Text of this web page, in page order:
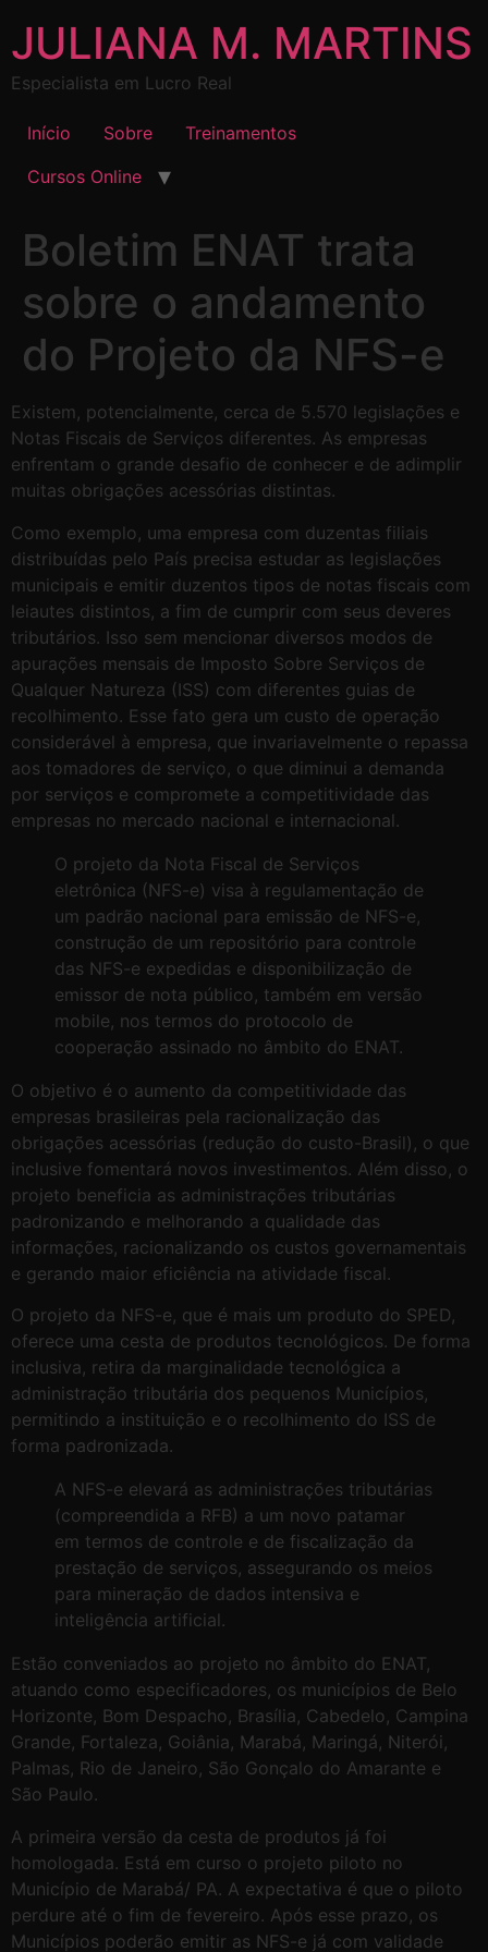
JULIANA M. MARTINS
Especialista em Lucro Real
Início Sobre
Treinamentos
Cursos Online
Boletim ENAT trata
sobre o andamento
do Projeto da NFS-e
Existem, potencialmente, cerca de 5.570 legislações e
Notas Fiscais de Serviços diferentes. As empresas
enfrentam o grande desafio de conhecer e de adimplir
muitas obrigações acessórias distintas.
Como exemplo, uma empresa com duzentas filiais
distribuídas pelo País precisa estudar as legislações
municipais e emitir duzentos tipos de notas fiscais com
leiautes distintos, a fim de cumprir com seus deveres
tributários. Isso sem mencionar diversos modos de
apurações mensais de Imposto Sobre Serviços de
Qualquer Natureza (ISS) com diferentes guias de
recolhimento. Esse fato gera um custo de operação
considerável à empresa, que invariavelmente o repassa
aos tomadores de serviço, o que diminui a demanda
por serviços e compromete a competitividade das
empresas no mercado nacional e internacional.
O projeto da Nota Fiscal de Serviços
eletrônica (NFS-e) visa à regulamentação de
um padrão nacional para emissão de NFS-e,
construção de um repositório para controle
das NFS-e expedidas e disponibilização de
emissor de nota público, também em versão
mobile, nos termos do protocolo de
cooperação assinado no âmbito do ENAT.
O objetivo é o aumento da competitividade das
empresas brasileiras pela racionalização das
obrigações acessórias (redução do custo-Brasil), o que
inclusive fomentará novos investimentos. Além disso, o
projeto beneficia as administrações tributárias
padronizando e melhorando a qualidade das
informações, racionalizando os custos governamentais
e gerando maior eficiência na atividade fiscal.
O projeto da NFS-e, que é mais um produto do SPED,
oferece uma cesta de produtos tecnológicos. De forma
inclusiva, retira da marginalidade tecnológica a
administração tributária dos pequenos Municípios,
permitindo a instituição e o recolhimento do ISS de
forma padronizada.
A NFS-e elevará as administrações tributárias
(compreendida a RFB) a um novo patamar
em termos de controle e de fiscalização da
prestação de serviços, assegurando os meios
para mineração de dados intensiva e
inteligência artificial.
Estão conveniados ao projeto no âmbito do ENAT,
atuando como especificadores, os municípios de Belo
Horizonte, Bom Despacho, Brasília, Cabedelo, Campina
Grande, Fortaleza, Goiânia, Marabá, Maringá, Niterói,
Palmas, Rio de Janeiro, São Gonçalo do Amarante e
São Paulo.
A primeira versão da cesta de produtos já foi
homologada. Está em curso o projeto piloto no
Município de Marabá/ PA. A expectativa é que o piloto
perdure até o fim de fevereiro. Após esse prazo, os
Municípios poderão emitir as NFS-e já com validade